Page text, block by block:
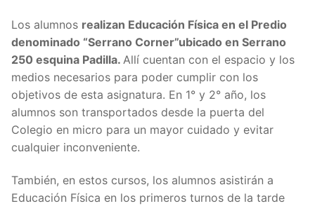
Los alumnos realizan Educación Física en el Predio
denominado “Serrano Corner”ubicado en Serrano
250 esquina Padilla. Allí cuentan con el espacio y los
medios necesarios para poder cumplir con los
objetivos de esta asignatura. En 1° y 2° año, los
alumnos son transportados desde la puerta del
Colegio en micro para un mayor cuidado y evitar
cualquier inconveniente.
También, en estos cursos, los alumnos asistirán a
Educación Física en los primeros turnos de la tarde